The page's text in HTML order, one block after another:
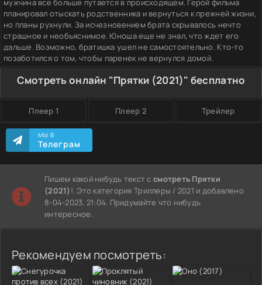
мужчина все больше путается в происходящем. Герой фильма
планировал отыскать родственника и вернуться к прежней жизни,
но планы рухнули. За исчезновением брата скрывалось нечто
страшное и необъяснимое. Юноша еще не знал, что ждет его
дальше. Возможно, братишка ушел не самостоятельно. Кто-то
позаботился о том, чтобы паренек не вернулся домой.
Смотреть онлайн "Прятки (2021)" бесплатно
Плеер 1 Плеер 2 Трейлер
МЫ В
Телеграм
Пишем какой нибудь текст ссмотреть Прятки
(2021) !. Это категория Триллеры / 2021 и добавлено
8-04-2023, 21:04. Придумайте что нибудь
интересное.
Рекомендуем посмотреть: